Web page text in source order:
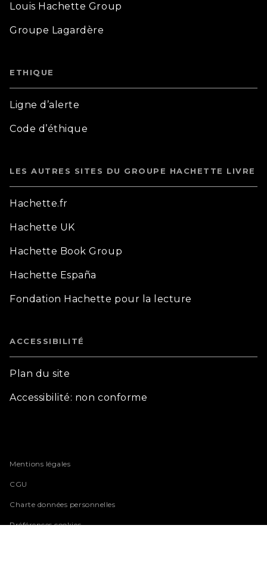
Louis Hachette Group
Groupe Lagardère
ETHIQUE
Ligne d’alerte
Code d’éthique
LES AUTRES SITES DU GROUPE HACHETTE LIVRE
Hachette.fr
Hachette UK
Hachette Book Group
Hachette España
Fondation Hachette pour la lecture
ACCESSIBILITÉ
Plan du site
Accessibilité: non conforme
Mentions légales
CGU
Charte données personnelles
Préférences cookies